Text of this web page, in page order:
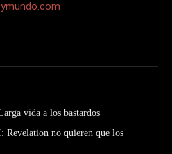
vida a los bastardos
no quieren que los